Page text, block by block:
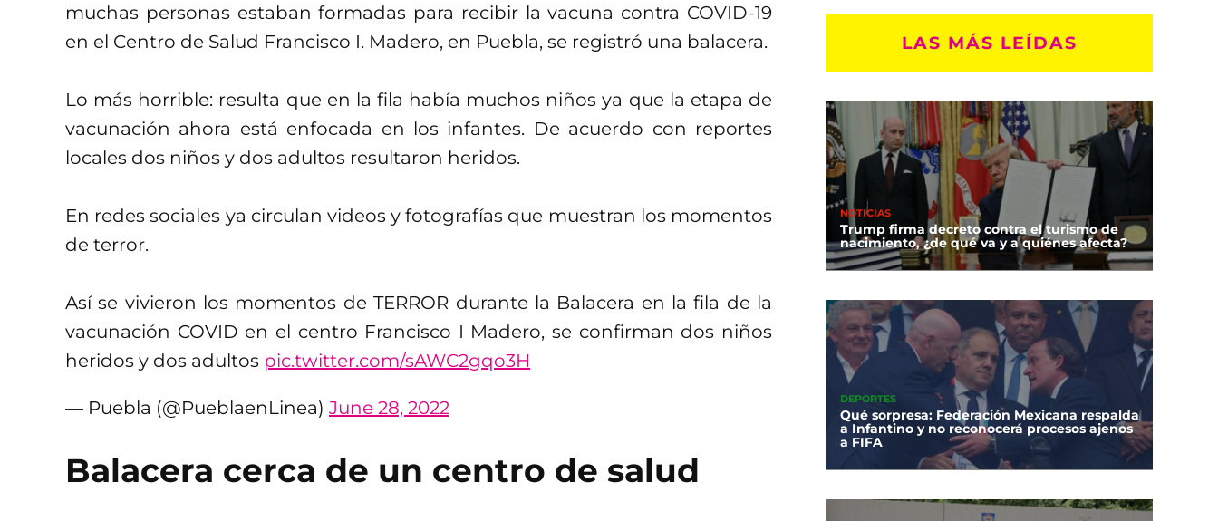
muchas personas estaban formadas para recibir la vacuna contra COVID-19
en el Centro de Salud Francisco I. Madero, en Puebla, se registró una balacera.
Lo más horrible: resulta que en la fila había muchos niños ya que la etapa de
vacunación ahora está enfocada en los infantes. De acuerdo con reportes
locales dos niños y dos adultos resultaron heridos.
En redes sociales ya circulan videos y fotografías que muestran los momentos
de terror.
Así se vivieron los momentos de TERROR durante la Balacera en la fila de la
vacunación COVID en el centro Francisco I Madero, se confirman dos niños
heridos y dos adultos pic.twitter.com/sAWC2gqo3H
— Puebla (@PueblaenLinea) June 28, 2022
Balacera cerca de un centro de salud
LAS MÁS LEÍDAS
NOTICIAS
Trump firma decreto contra el turismo de
nacimiento, ¿de qué va y a quiénes afecta?
DEPORTES
Qué sorpresa: Federación Mexicana respalda
a Infantino y no reconocerá procesos ajenos
a FIFA